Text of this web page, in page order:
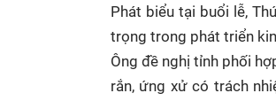
Phát biểu tại buổi lễ,
trọng trong phát triển
Ông đề nghị tỉnh phối
rắn, ứng xử có trách